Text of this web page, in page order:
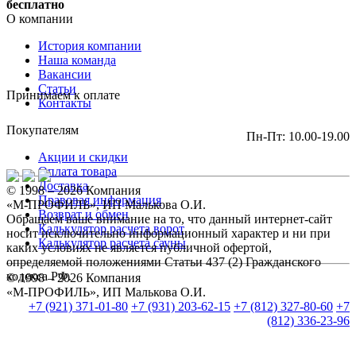
бесплатно
О компании
История компании
Наша команда
Вакансии
Статьи
Контакты
Покупателям
Акции и скидки
Оплата товара
Доставка
Правовая информация
Возврат и обмен
Калькулятор расчета ворот
Калькулятор расчета сауны
© 1998 – 2026 Компания
«М-ПРОФИЛЬ», ИП Малькова О.И.
+7 (921) 371-01-80 +7 (931) 203-62-15 +7 (812) 327-80-60 +7
(812) 336-23-96
Принимаем к оплате
Пн-Пт: 10.00-19.00
© 1998 – 2026 Компания
«М-ПРОФИЛЬ», ИП Малькова О.И.
Обращаем ваше внимание на то, что данный интернет-сайт
носит исключительно информационный характер и ни при
каких условиях не является публичной офертой,
определяемой положениями Статьи 437 (2) Гражданского
кодекса РФ.